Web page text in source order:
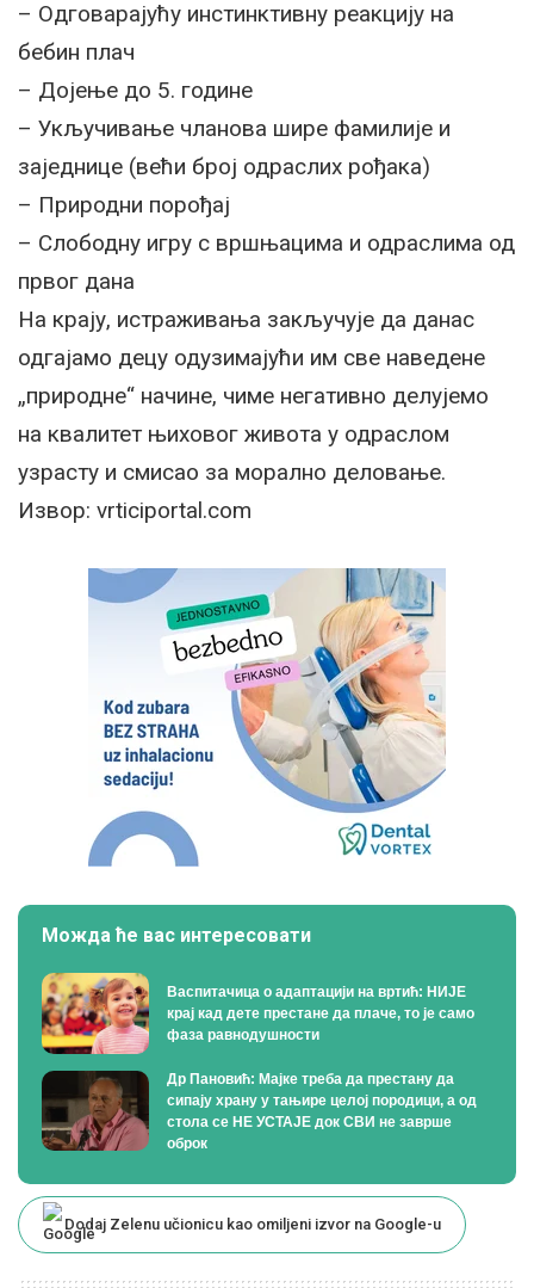
– Одговарајућу инстинктивну реакцију на
бебин плач
– Дојење до 5. године
– Укључивање чланова шире фамилије и
заједнице (већи број одраслих рођака)
– Природни порођај
– Слободну игру с вршњацима и одраслима од
првог дана
На крају, истраживања закључује да данас
одгајамо децу одузимајући им све наведене
„природне“ начине, чиме негативно делујемо
на квалитет њиховог живота у одраслом
узрасту и смисао за морално деловање.
Извор: vrticiportal.com
Можда ће вас интересовати
Васпитачица о адаптацији на вртић: НИЈЕ
крај кад дете престане да плаче, то је само
фаза равнодушности
Др Пановић: Мајке треба да престану да
сипају храну у тањире целој породици, а од
стола се НЕ УСТАЈЕ док СВИ не заврше
оброк
Dodaj Zelenu učionicu kao omiljeni izvor na Google-u